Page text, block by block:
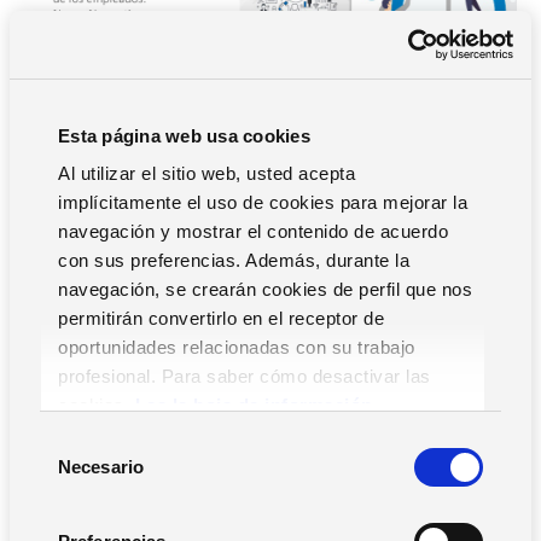
Esta página web usa cookies
Al utilizar el sitio web, usted acepta
implícitamente el uso de cookies para mejorar la
navegación y mostrar el contenido de acuerdo
con sus preferencias. Además, durante la
navegación, se crearán cookies de perfil que nos
permitirán convertirlo en el receptor de
oportunidades relacionadas con su trabajo
profesional. Para saber cómo desactivar las
Necesario
Nueva guía “RR.HH. Registro de la jornada y las horas
extraordinarias de los empleados. Nueva Normativa”
La guía forma parte de la colección editada por Zucchetti
Spain para aportar contenidos de valor a las empresas y
que consta ya de quince libros blancos en los que se
abordan diferentes temas de actualidad sobre soluciones
de gestión y nuevas herramientas digitales. El objetivo de
este proyecto es prestar un servicio cercano y profesional
a las empresas y orientarlas en el complejo proceso de
selección e implantación de las soluciones de gestión más
laboral